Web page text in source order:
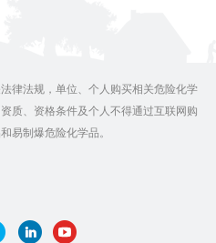
律法规，单位、个人购买相关危险化学
质、资格条件及个人不得通过互联网购
易制爆危险化学品。